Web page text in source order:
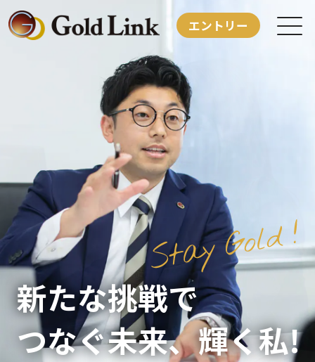
パート採用
社員紹介
企業サイト
会社概要
プライバシーポリシー
エントリー
新たな挑戦で
つなぐ未来、輝く私!